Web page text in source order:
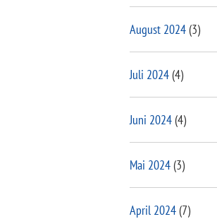
August 2024(3)
Juli 2024(4)
Juni 2024(4)
Mai 2024(3)
April 2024(7)